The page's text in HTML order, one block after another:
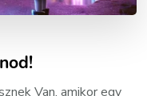
Van, amikor egy